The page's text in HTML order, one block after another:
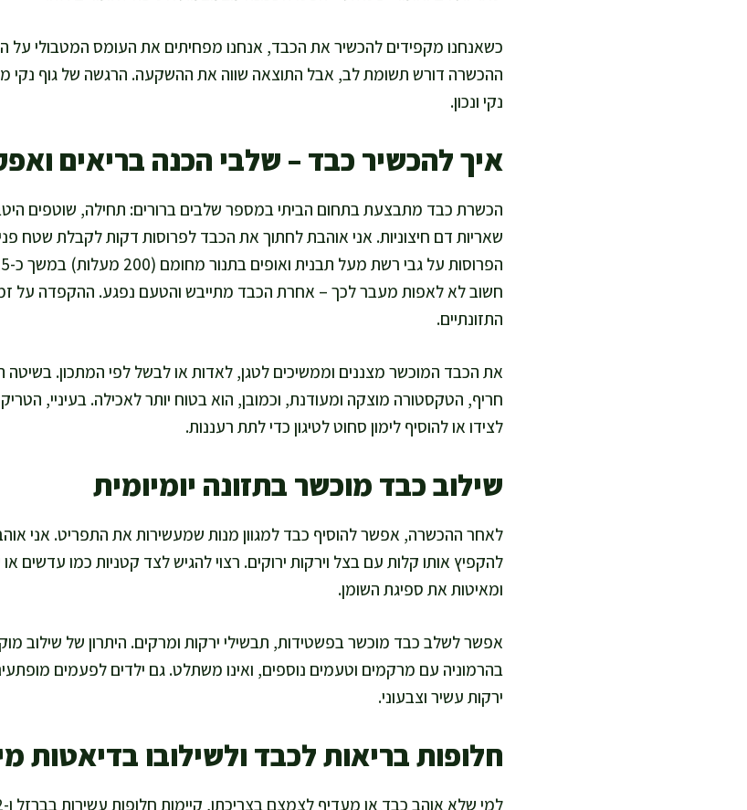
כשאנחנו מקפידים להכשיר את הכבד, אנחנו מפחיתים את העומס המטבולי על
ההכשרה דורש תשומת לב, אבל התוצאה שווה את ההשקעה. הרגשה של גוף נקי
נקי ונכון.
איך להכשיר כבד – שלבי הכנה בריאים
הכשרת כבד מתבצעת בתחום הביתי במספר שלבים ברורים: תחילה, שוטפים
שאריות דם חיצוניות. אני אוהבת לחתוך את הכבד לפרוסות דקות לקבלת שטח
חשוב לא לאפות מעבר לכך – אחרת הכבד מתייבש והטעם נפגע. ההקפדה על
התזונתיים.
את הכבד המוכשר מצננים וממשיכים לטגן, לאדות או לבשל לפי המתכון. בשיטה
חריף, הטקסטורה מוצקה ומעודנת, וכמובן, הוא בטוח יותר לאכילה. בעיניי,
לצידו או להוסיף לימון סחוט לטיגון כדי לתת רעננות.
שילוב כבד מוכשר בתזונה יומיומית
לאחר ההכשרה, אפשר להוסיף כבד למגוון מנות שמעשירות את התפריט. אני
להקפיץ אותו קלות עם בצל וירקות ירוקים. רצוי להגיש לצד קטניות כמו עדשים
ומאיטות את ספיגת השומן.
אפשר לשלב כבד מוכשר בפשטידות, תבשילי ירקות ומרקים. היתרון של שילוב
בהרמוניה עם מרקמים וטעמים נוספים, ואינו משתלט. גם ילדים לפעמים
ירקות עשיר וצבעוני.
חלופות בריאות לכבד ולשילובו בדיאטות